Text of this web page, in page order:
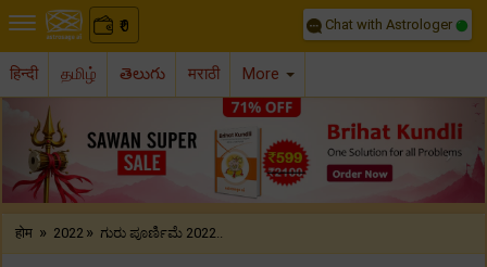
₹
0 Chat with Astrologer
हिन्दी தமிழ் తెలుగు मराठी More
Previous
होम » 2022 » ಗುರು ಪೂರ್ಣಿಮೆ 2022..